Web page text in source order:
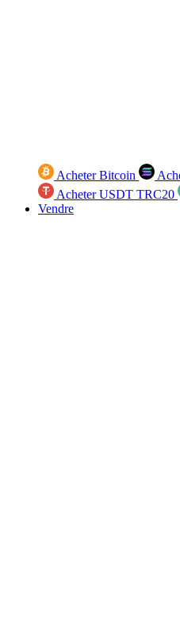
Acheter Bitcoin
Acheter USDT TRC20
Vendre